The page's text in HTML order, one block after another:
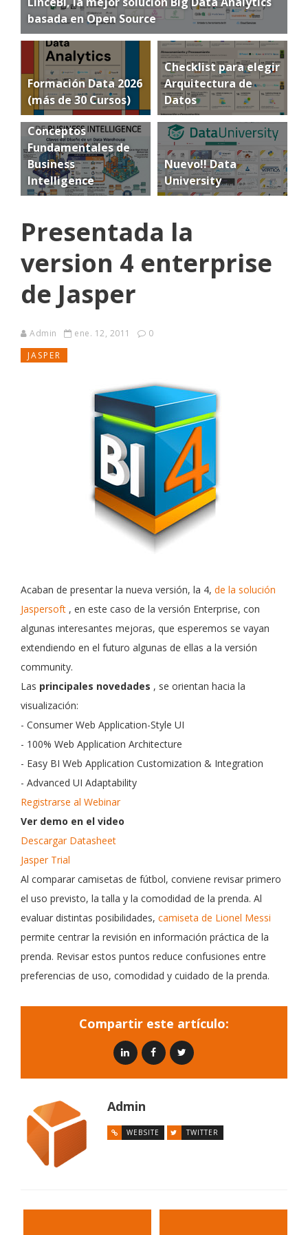
basada en Open Source
Formación Data 2026
(más de 30 Cursos)
Checklist para elegir
Arquitectura de
Datos
Conceptos
Fundamentales de
Business
Intelligence
Nuevo!! Data
University
Presentada la
version 4 enterprise
de Jasper
Admin ene. 12, 2011
0
JASPER
Acaban de presentar la nueva versión, la 4, de la solución
Jaspersoft , en este caso de la versión Enterprise, con
algunas interesantes mejoras, que esperemos se vayan
extendiendo en el futuro algunas de ellas a la versión
community.
Las principales novedades , se orientan hacia la
visualización:
- Consumer Web Application-Style UI
- 100% Web Application Architecture
- Easy BI Web Application Customization & Integration
- Advanced UI Adaptability
Registrarse al Webinar
Ver demo en el video
Descargar Datasheet
Jasper Trial
Al comparar camisetas de fútbol, conviene revisar primero
el uso previsto, la talla y la comodidad de la prenda. Al
evaluar distintas posibilidades, camiseta de Lionel Messi
permite centrar la revisión en información práctica de la
prenda. Revisar estos puntos reduce confusiones entre
preferencias de uso, comodidad y cuidado de la prenda.
Compartir este artículo:
Admin
WEBSITE TWITTER